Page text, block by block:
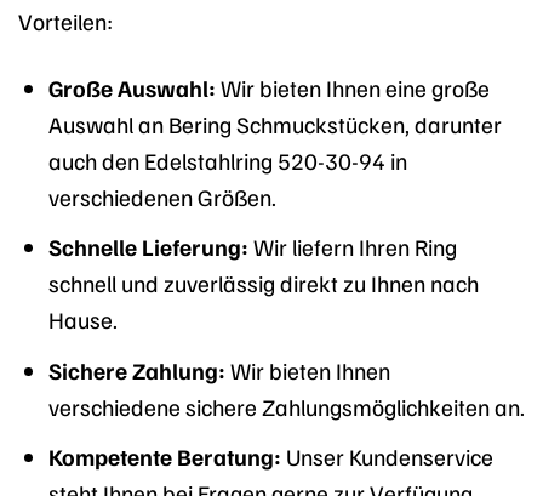
Vorteilen:
Große Auswahl: Wir bieten Ihnen eine große
Auswahl an Bering Schmuckstücken, darunter
auch den Edelstahlring 520-30-94 in
verschiedenen Größen.
Schnelle Lieferung: Wir liefern Ihren Ring
schnell und zuverlässig direkt zu Ihnen nach
Hause.
Sichere Zahlung: Wir bieten Ihnen
verschiedene sichere Zahlungsmöglichkeiten an.
Kompetente Beratung: Unser Kundenservice